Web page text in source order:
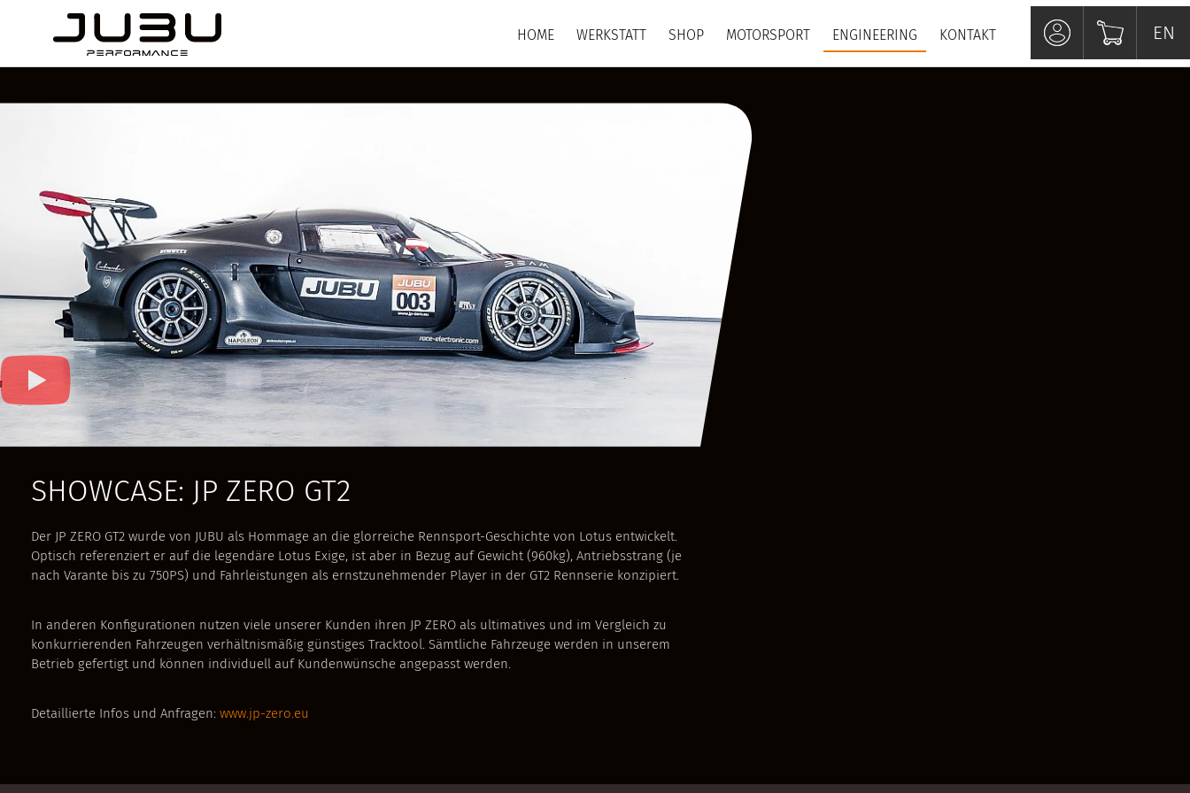
HOME WERKSTATT SHOP MOTORSPORT ENGINEERING KONTAKT EN
EN
SHOWCASE: JP ZERO GT2
Der JP ZERO GT2 wurde von JUBU als Hommage an die glorreiche Rennsport-Geschichte von Lotus entwickelt.
Optisch referenziert er auf die legendäre Lotus Exige, ist aber in Bezug auf Gewicht (960kg), Antriebsstrang (je
nach Varante bis zu 750PS) und Fahrleistungen als ernstzunehmender Player in der GT2 Rennserie konzipiert.
In anderen Konfigurationen nutzen viele unserer Kunden ihren JP ZERO als ultimatives und im Vergleich zu
konkurrierenden Fahrzeugen verhältnismäßig günstiges Tracktool. Sämtliche Fahrzeuge werden in unserem
Betrieb gefertigt und können individuell auf Kundenwünsche angepasst werden.
Detaillierte Infos und Anfragen: www.jp-zero.eu